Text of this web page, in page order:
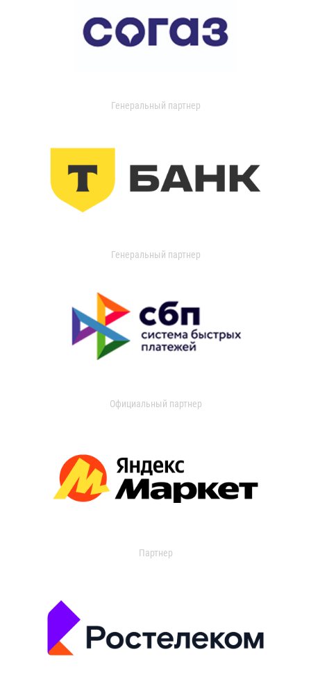
Генеральный партнер
Генеральный партнер
Официальный партнер
Партнер